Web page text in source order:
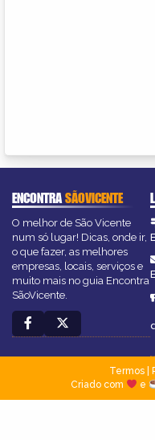
ENCONTRASÃOVICENTE
O melhor de São Vicente
num só lugar! Dicas, onde ir,
o que fazer, as melhores
empresas, locais, serviços e
muito mais no guia Encontra
SãoVicente.
Termos|
Criado com
e